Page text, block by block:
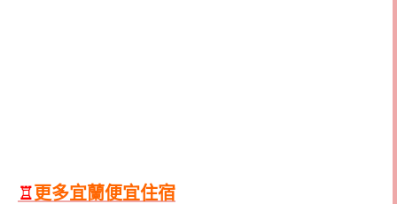
♖ 更多宜蘭便宜住宿